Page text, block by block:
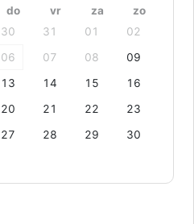
do vr za
zo
30 31 01
02
06 07 08
09
13 14 15
16
20 21 22
23
27 28 29
30